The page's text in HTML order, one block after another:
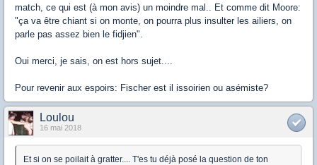
match, ce qui est (à mon avis) un moindre mal.. Et comme dit Moore:
"ça va être chiant si on monte, on pourra plus insulter les ailiers, on
parle pas assez bien le fidjien".
Oui merci, je sais, on est hors sujet....
Pour revenir aux espoirs: Fischer est il issoirien ou asémiste?
Loulou
16 mai 2018
Et si on se poilait à gratter.... T'es tu déjà posé la question de ton